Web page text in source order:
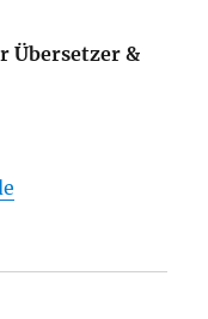
Übersetzer &